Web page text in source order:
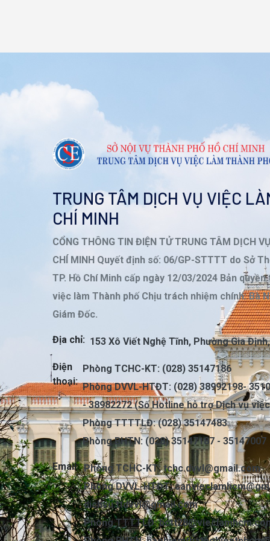
TRUNG TÂM DỊCH VỤ VIỆC
CHÍ MINH
CỔNG THÔNG TIN ĐIỆN TỬ TRUNG TÂM DỊCH
CHÍ MINH Quyết định số: 06/GP-STTTT do Sở
TP. Hồ Chí Minh cấp ngày 12/03/2024 Bản
việc làm Thành phố Chịu trách nhiệm chính: Bà
Giám Đốc.
Địa chỉ: 153 Xô Viết Nghệ Tĩnh, Phường Gia
Điện
thoại:
Phòng TCHC-KT: (028) 35147186
Phòng DVVL-HTĐT: (028) 38992198-
- 38982272 (Số Hotline hỗ trợ Dịch vụ
Phòng TTTTLĐ: (028) 35147483
Phòng BHTN: (028) 35147187 - 35147007
Email: Phòng TCHC-KT:tchc.dvvl@gmail.com
Phòng DVVL-HTĐT:
dichvu.ttdvvl@gmail.com
Phòng TTTTLĐ: